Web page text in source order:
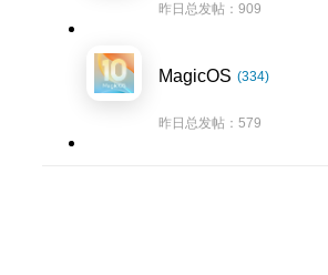
昨日总发帖：909
MagicOS (334)
昨日总发帖：579